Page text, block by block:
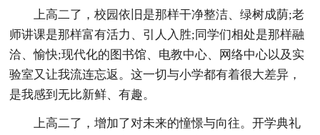
上高二了，校园依旧是那样干净整洁、绿树成荫;老
师讲课是那样富有活力、引人入胜;同学们相处是那样融
洽、愉快;现代化的图书馆、电教中心、网络中心以及实
验室又让我流连忘返。这一切与小学都有着很大差异，
是我感到无比新鲜、有趣。
上高二了，增加了对未来的憧憬与向往。开学典礼